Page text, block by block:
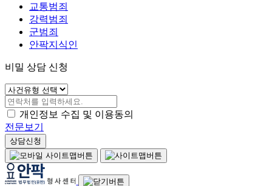
교통범죄
강력범죄
군범죄
안팍지식인
비밀 상담 신청
개인정보 수집 및 이용동의
전문보기
상담신청